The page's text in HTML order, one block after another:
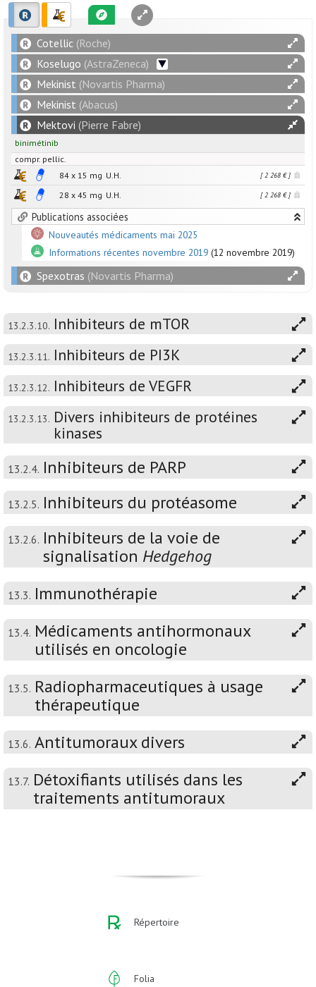
Cotellic (Roche)
Koselugo (AstraZeneca)
Mekinist (Novartis Pharma)
Mekinist (Abacus)
Mektovi (Pierre Fabre)
binimétinib
compr. pellic.
84 x 15 mg U.H. [ 2 268 € ]
28 x 45 mg U.H. [ 2 268 € ]
Publications associées
Nouveautés médicaments mai 2025
Informations récentes novembre 2019 (12 novembre 2019)
Spexotras (Novartis Pharma)
13.2.3.10. Inhibiteurs de mTOR
13.2.3.11. Inhibiteurs de PI3K
13.2.3.12. Inhibiteurs de VEGFR
13.2.3.13. Divers inhibiteurs de protéines
kinases
13.2.4. Inhibiteurs de PARP
13.2.5. Inhibiteurs du protéasome
13.2.6. Inhibiteurs de la voie de
signalisation Hedgehog
13.3. Immunothérapie
13.4. Médicaments antihormonaux
utilisés en oncologie
13.5. Radiopharmaceutiques à usage
thérapeutique
13.6. Antitumoraux divers
13.7. Détoxifiants utilisés dans les
traitements antitumoraux
Répertoire
Folia